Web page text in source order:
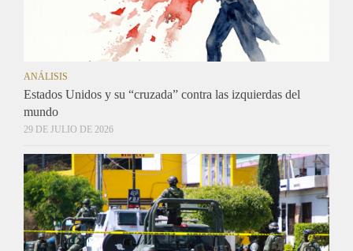
ANÁLISIS
Estados Unidos y su “cruzada” contra las izquierdas del
mundo
29 DE JULIO DE 2026